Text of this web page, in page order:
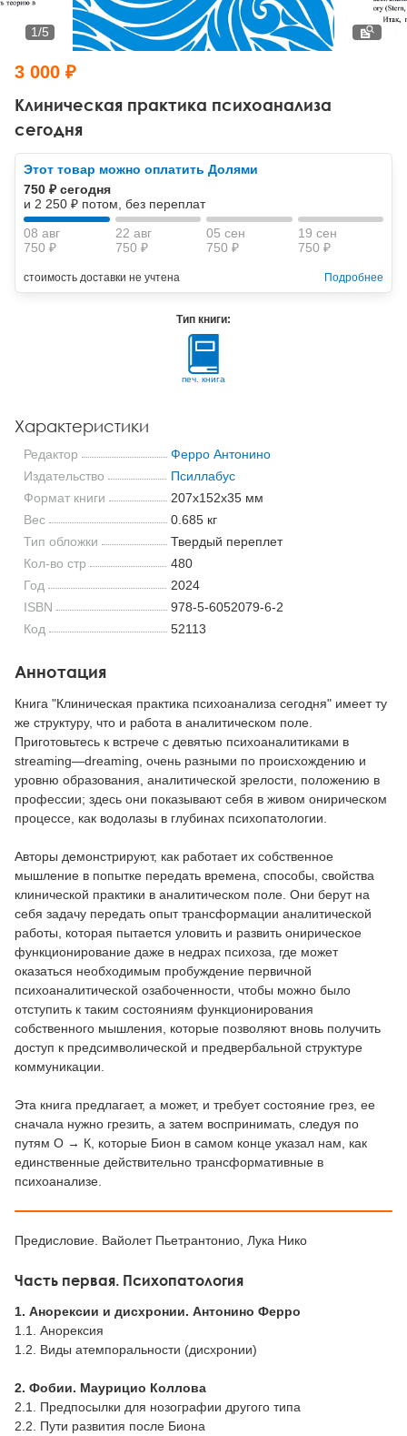
Тревожные расстройства, панические атаки
Психодрама
Другие направления психотерапии
Классический, эриксоновский гипноз и НЛП
НЛП
Психология труда и эргономика
Социальная психология
Социальная и организационная психология
Классический и юнгианский психоанализ
Клиническая практика психоанализа
сегодня
1/5
3 000 ₽
Этот товар можно оплатить Долями
750 ₽ сегодня
и 2 250 ₽ потом, без переплат
08 авг
750 ₽
22 авг
750 ₽
05 сен
750 ₽
19 сен
750 ₽
стоимость доставки не учтена Подробнее
Тип книги:
печ. книга
Характеристики
Редактор
Ферро Антонино
Издательство
Псиллабус
Формат книги
207x152x35 мм
Вес
0.685 кг
Тип обложки
Твердый переплет
Кол-во стр
480
Год
2024
ISBN
978-5-6052079-6-2
Код
52113
Аннотация
Книга "Клиническая практика психоанализа сегодня" имеет ту
же структуру, что и работа в аналитическом поле.
Приготовьтесь к встрече с девятью психоаналитиками в
streaming—dreaming, очень разными по происхождению и
уровню образования, аналитической зрелости, положению в
профессии; здесь они показывают себя в живом онирическом
процессе, как водолазы в глубинах психопатологии.
Авторы демонстрируют, как работает их собственное
мышление в попытке передать времена, способы, свойства
клинической практики в аналитическом поле. Они берут на
себя задачу передать опыт трансформации аналитической
работы, которая пытается уловить и развить онирическое
функционирование даже в недрах психоза, где может
оказаться необходимым пробуждение первичной
психоаналитической озабоченности, чтобы можно было
отступить к таким состояниям функционирования
собственного мышления, которые позволяют вновь получить
доступ к предсимволической и предвербальной структуре
коммуникации.
Эта книга предлагает, а может, и требует состояние грез, ее
сначала нужно грезить, а затем воспринимать, следуя по
путям О → К, которые Бион в самом конце указал нам, как
единственные действительно трансформативные в
психоанализе.
Предисловие. Вайолет Пьетрантонио, Лука Нико
Часть первая. Психопатология
1. Анорексии и дисхронии. Антонино Ферро
1.1. Анорексия
1.2. Виды атемпоральности (дисхронии)
2. Фобии. Маурицио Коллова
2.1. Предпосылки для нозографии другого типа
2.2. Пути развития после Биона